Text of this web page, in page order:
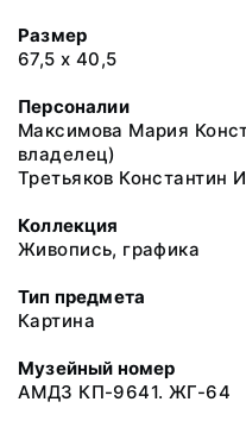
Размер
67,5 х 40,5
Персоналии
Максимова Мария
владелец)
Третьяков Константин
Коллекция
Живопись, графика
Тип предмета
Картина
Музейный номер
АМДЗ КП-9641. ЖГ-64